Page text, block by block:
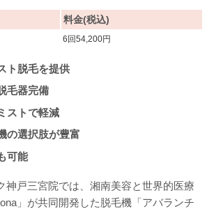
料金(税込)
6回54,200円
ト脱毛を提供
毛器完備
ストで軽減
の選択肢が豊富
可能
神戸三宮院では、湘南美容と世界的医療
」が共同開発した脱毛機「アバランチ